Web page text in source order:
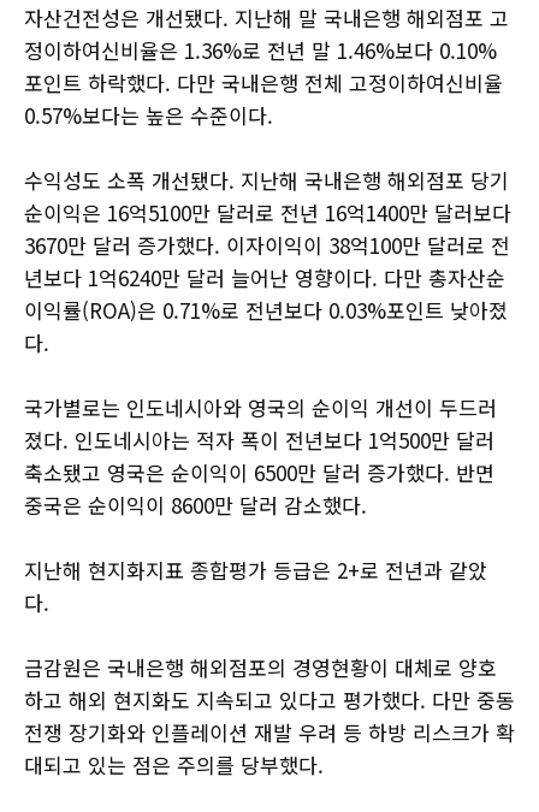
자산건전성은 개선됐다. 지난해 말 국내은행 해외점포 고
정이하여신비율은 1.36%로 전년 말 1.46%보다 0.10%
포인트 하락했다. 다만 국내은행 전체 고정이하여신비율
0.57%보다는 높은 수준이다.
수익성도 소폭 개선됐다. 지난해 국내은행 해외점포 당기
순이익은 16억5100만 달러로 전년 16억1400만 달러보다
3670만 달러 증가했다. 이자이익이 38억100만 달러로 전
년보다 1억6240만 달러 늘어난 영향이다. 다만 총자산순
이익률(ROA)은 0.71%로 전년보다 0.03%포인트 낮아졌
다.
국가별로는 인도네시아와 영국의 순이익 개선이 두드러
졌다. 인도네시아는 적자 폭이 전년보다 1억500만 달러
축소됐고 영국은 순이익이 6500만 달러 증가했다. 반면
중국은 순이익이 8600만 달러 감소했다.
지난해 현지화지표 종합평가 등급은 2+로 전년과 같았
다.
금감원은 국내은행 해외점포의 경영현황이 대체로 양호
하고 해외 현지화도 지속되고 있다고 평가했다. 다만 중동
전쟁 장기화와 인플레이션 재발 우려 등 하방 리스크가 확
대되고 있는 점은 주의를 당부했다.